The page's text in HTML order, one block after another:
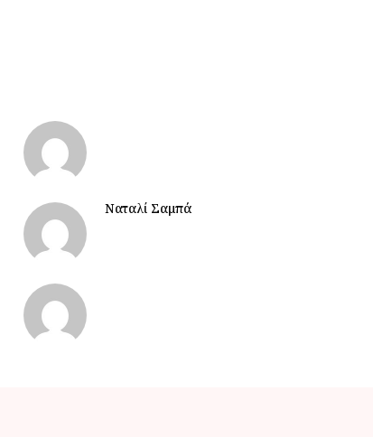
Ναταλί Σαμπά